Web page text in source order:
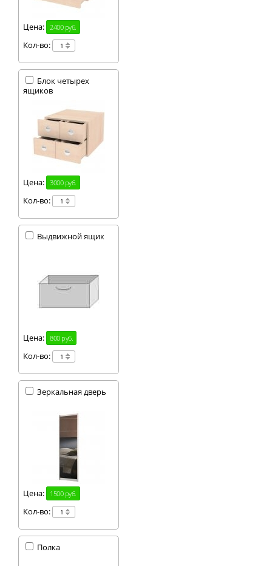
Цена: 2400 руб.
Кол-во:
Блок четырех
ящиков
Цена: 3000 руб.
Кол-во:
Выдвижной ящик
Цена: 800 руб.
Кол-во:
Зеркальная дверь
Цена: 1500 руб.
Кол-во:
Полка